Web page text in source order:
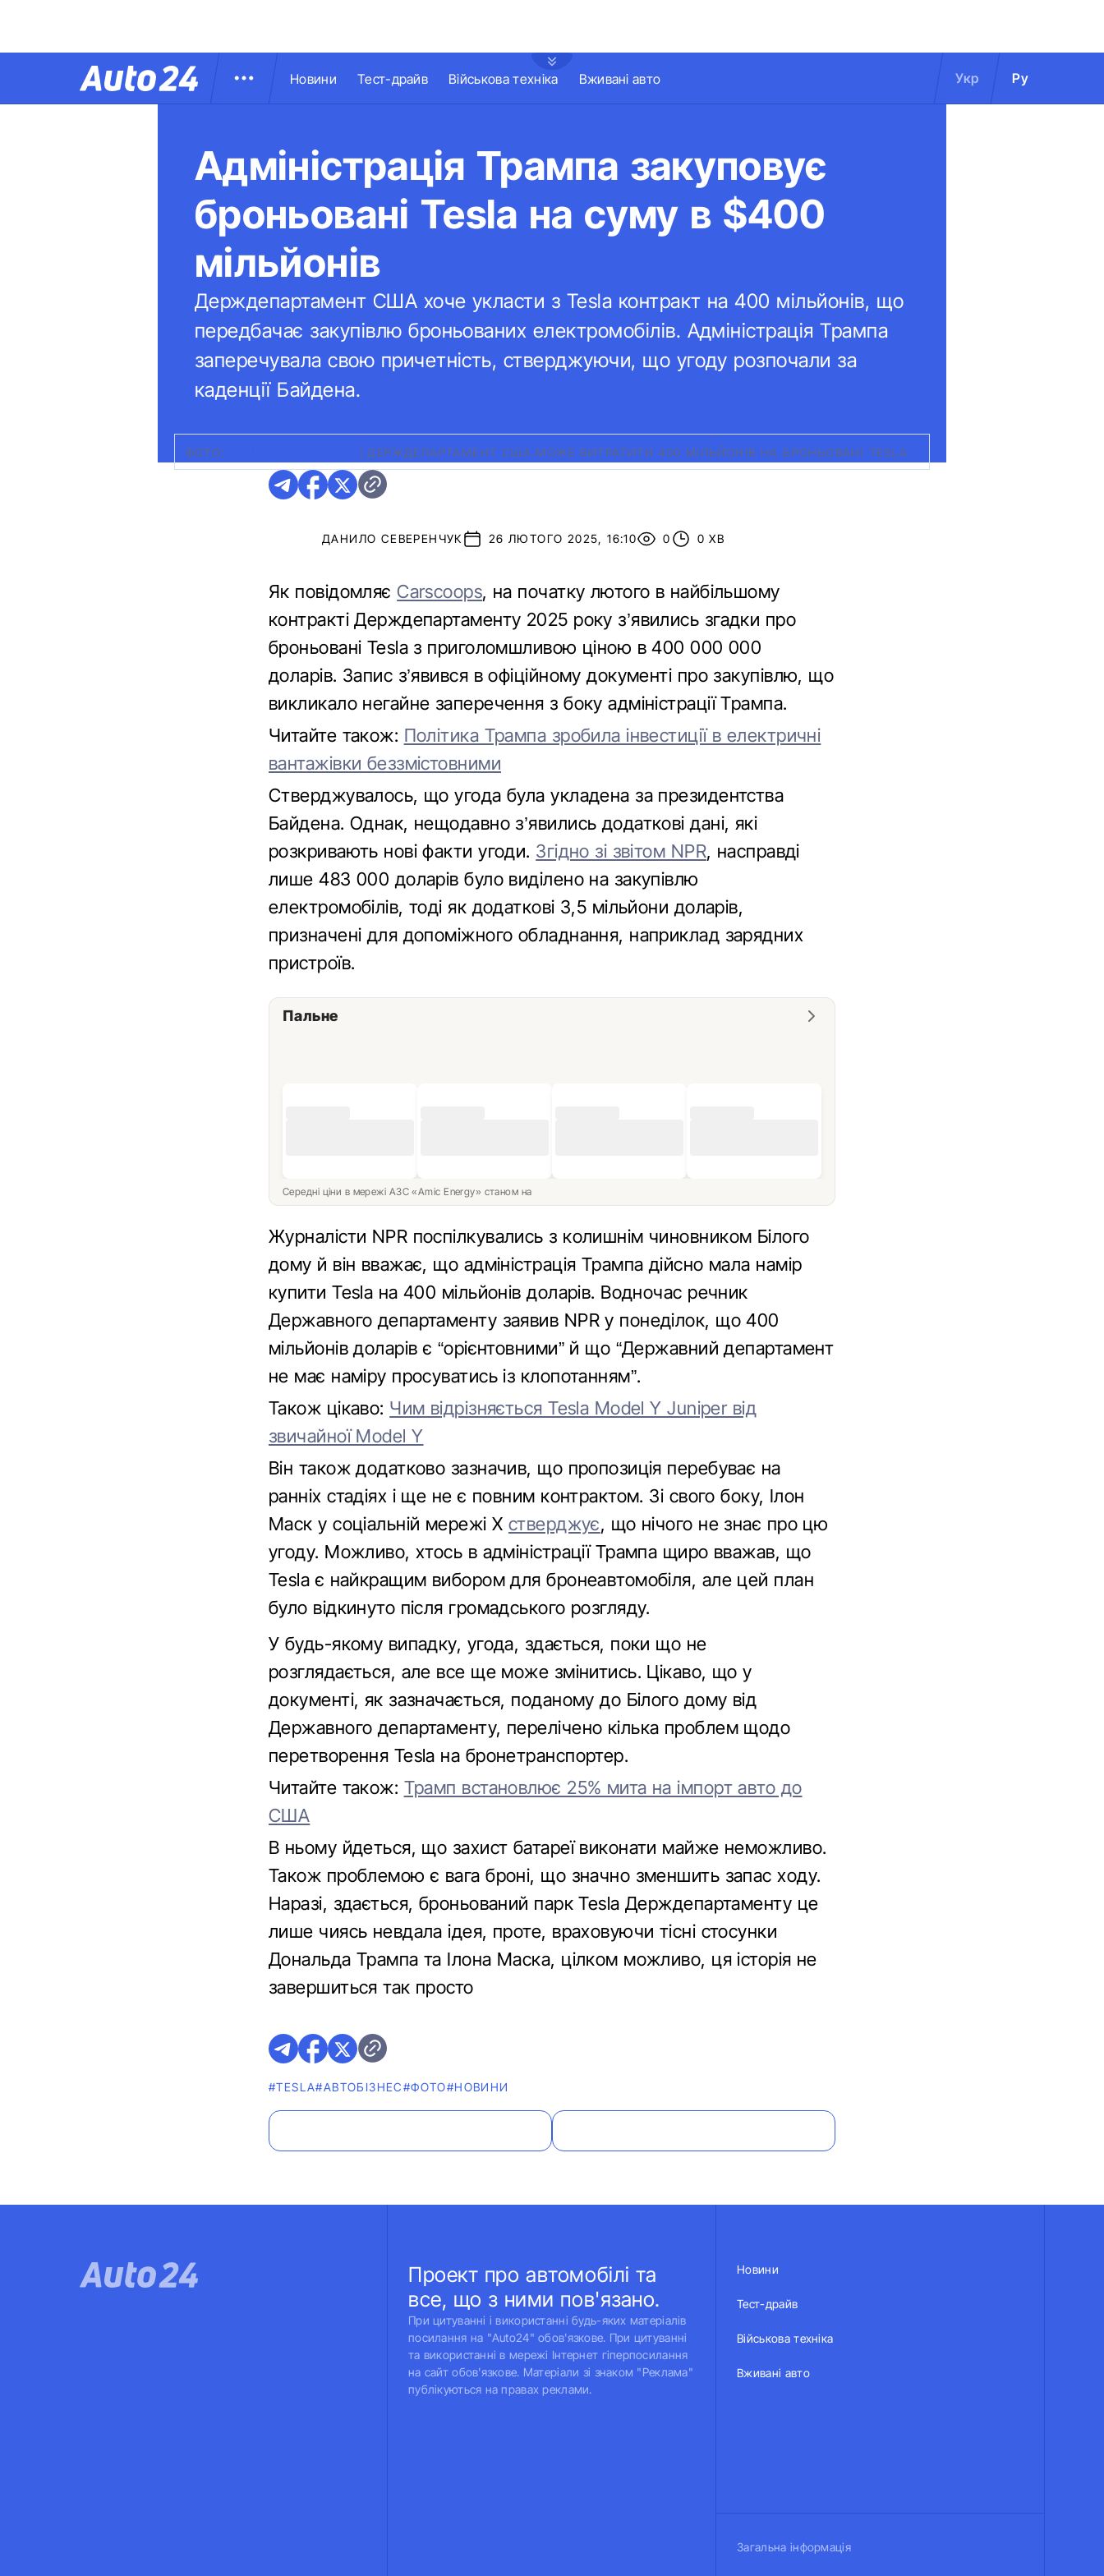
Новини Тест-драйв Військова техніка Вживані авто Укр Ру
Адміністрація Трампа закуповує
броньовані Tesla на суму в $400
мільйонів
Держдепартамент США хоче укласти з Tesla контракт на 400 мільйонів, що
передбачає закупівлю броньованих електромобілів. Адміністрація Трампа
заперечувала свою причетність, стверджуючи, що угоду розпочали за
каденції Байдена.
ФОТО: ДЕРЖДЕПАРТАМЕНТ США МОЖЕ ВИТРАТИТИ 400 МІЛЬЙОНІВ НА БРОНЬОВАНІ TESLA
ДАНИЛО СЕВЕРЕНЧУК 26 ЛЮТОГО 2025, 16:10 0 0 ХВ
Як повідомляєCarscoops, на початку лютого в найбільшому
контракті Держдепартаменту 2025 року з’явились згадки про
броньовані Tesla з приголомшливою ціною в 400 000 000
доларів. Запис з’явився в офіційному документі про закупівлю, що
викликало негайне заперечення з боку адміністрації Трампа.
Читайте також: Політика Трампа зробила інвестиції в електричні
вантажівки беззмістовними
Стверджувалось, що угода була укладена за президентства
Байдена. Однак, нещодавно з’явились додаткові дані, які
розкривають нові факти угоди. Згідно зі звітом NPR, насправді
лише 483 000 доларів було виділено на закупівлю
електромобілів, тоді як додаткові 3,5 мільйони доларів,
призначені для допоміжного обладнання, наприклад зарядних
пристроїв.
Пальне
Середні ціни в мережі АЗС «Amic Energy» станом на
Журналісти NPR поспілкувались з колишнім чиновником Білого
дому й він вважає, що адміністрація Трампа дійсно мала намір
купити Tesla на 400 мільйонів доларів. Водночас речник
Державного департаменту заявив NPR у понеділок, що 400
мільйонів доларів є “орієнтовними” й що “Державний департамент
не має наміру просуватись із клопотанням”.
Також цікаво: Чим відрізняється Tesla Model Y Juniper від
звичайної Model Y
Він також додатково зазначив, що пропозиція перебуває на
ранніх стадіях і ще не є повним контрактом. Зі свого боку, Ілон
Маск у соціальній мережі X стверджує, що нічого не знає про цю
угоду. Можливо, хтось в адміністрації Трампа щиро вважав, що
Tesla є найкращим вибором для бронеавтомобіля, але цей план
було відкинуто після громадського розгляду.
У будь-якому випадку, угода, здається, поки що не
розглядається, але все ще може змінитись. Цікаво, що у
документі, як зазначається, поданому до Білого дому від
Державного департаменту, перелічено кілька проблем щодо
перетворення Tesla на бронетранспортер.
Читайте також: Трамп встановлює 25% мита на імпорт авто до
США
В ньому йдеться, що захист батареї виконати майже неможливо.
Також проблемою є вага броні, що значно зменшить запас ходу.
Наразі, здається, броньований парк Tesla Держдепартаменту це
лише чиясь невдала ідея, проте, враховуючи тісні стосунки
Дональда Трампа та Ілона Маска, цілком можливо, ця історія не
завершиться так просто
#TESLA#АВТОБІЗНЕС#ФОТО#НОВИНИ
Проект про автомобілі та
все, що з ними пов'язано.
При цитуванні і використанні будь-яких матеріалів
посилання на "Auto24" обов'язкове. При цитуванні
та використанні в мережі Інтернет гіперпосилання
на сайт обов'язкове. Матеріали зі знаком "Реклама"
публікуються на правах реклами.
Новини
Тест-драйв
Військова техніка
Вживані авто
Загальна інформація